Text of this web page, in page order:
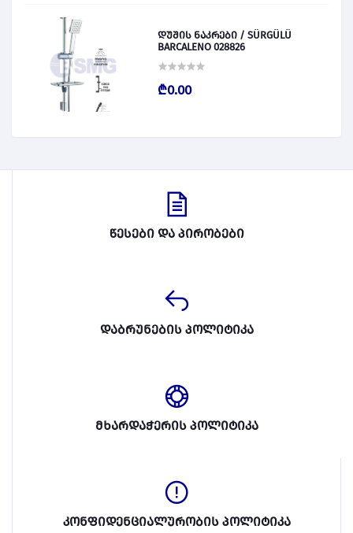
დუშის ნაკრები / SÜRGÜLÜ
BARCALENO 028826
₾0.00
წესები და პირობები
დაბრუნების პოლიტიკა
მხარდაჭერის პოლიტიკა
კონფიდენციალურობის პოლიტიკა